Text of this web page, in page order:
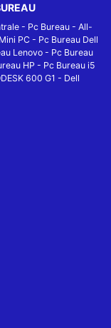
- Pc Bureau - All-
Mini PC - Pc Bureau Dell
Lenovo - Pc Bureau
HP - Pc Bureau i5
600 G1 - Dell